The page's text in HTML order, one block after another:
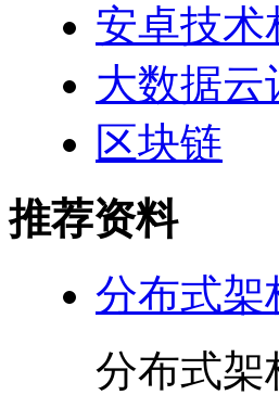
安卓技术
大数据云
区块链
推荐资料
分布式架
分布式架